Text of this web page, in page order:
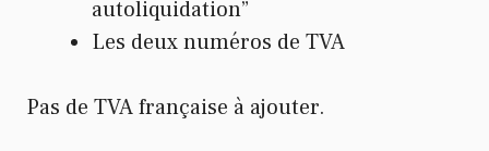
autoliquidation”
Les deux numéros de TVA
Pas de TVA française à ajouter.